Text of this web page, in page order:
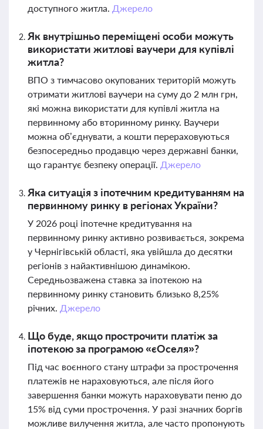
доступного житла. Джерело
Як внутрішньо переміщені особи можуть
використати житлові ваучери для купівлі
житла?
ВПО з тимчасово окупованих територій можуть
отримати житлові ваучери на суму до 2 млн грн,
які можна використати для купівлі житла на
первинному або вторинному ринку. Ваучери
можна об’єднувати, а кошти перераховуються
безпосередньо продавцю через державні банки,
що гарантує безпеку операції. Джерело
Яка ситуація з іпотечним кредитуванням на
первинному ринку в регіонах України?
У 2026 році іпотечне кредитування на
первинному ринку активно розвивається, зокрема
у Чернігівській області, яка увійшла до десятки
регіонів з найактивнішою динамікою.
Середньозважена ставка за іпотекою на
первинному ринку становить близько 8,25%
річних. Джерело
Що буде, якщо прострочити платіж за
іпотекою за програмою «єОселя»?
Під час воєнного стану штрафи за прострочення
платежів не нараховуються, але після його
завершення банки можуть нараховувати пеню до
15% від суми прострочення. У разі значних боргів
можливе вилучення житла, але часто пропонують